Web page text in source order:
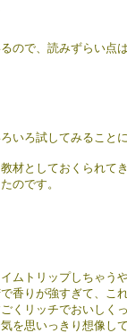
ので、読みずらい点
いろ試してみること
材としておくられて
のです。
ムトリップしちゃう
香りが強すぎて、こ
くリッチでおいしく
を思いっきり想像し